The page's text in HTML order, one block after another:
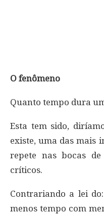
O fenômeno
Quanto tempo dura
Esta tem sido,
existe, uma das mais
repete nas bocas
críticos.
Contrariando a lei
menos tempo com